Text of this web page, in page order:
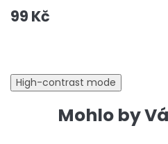
99 Kč
High-contrast mode
Mohlo by